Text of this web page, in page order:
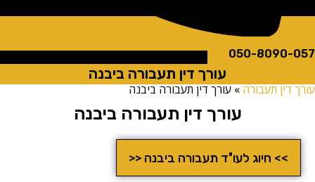
050-
עורך דין תעבורה ביבנה
תעבורה»עורך דין תעבורה ביבנה
עורך דין תעבורה ביבנה
>> חיוג לעו"ד תעבורה ביבנה <<